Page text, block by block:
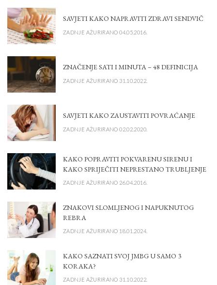
SAVJETI KAKO NAPRAVITI ZDRAVI SENDVIČ
ZADNJE AŽURIRANO 04.05.2016.
ZNAČENJE SATI I MINUTA – 48 DEFINICIJA
ZADNJE AŽURIRANO 31.10.2022.
SAVJETI KAKO ZAUSTAVITI POVRAĆANJE
ZADNJE AŽURIRANO 02.02.2020.
KAKO POPRAVITI POKVARENU SIRENU I
KAKO SPRIJEČITI NEPRESTANO TRUBLJENJE
ZADNJE AŽURIRANO 26.04.2016.
ZNAKOVI SLOMLJENOG I NAPUKNUTOG
REBRA
ZADNJE AŽURIRANO 18.01.2024.
KAKO SAZNATI SVOJ JMBG U SAMO 3
KORAKA?
ZADNJE AŽURIRANO 31.10.2022.